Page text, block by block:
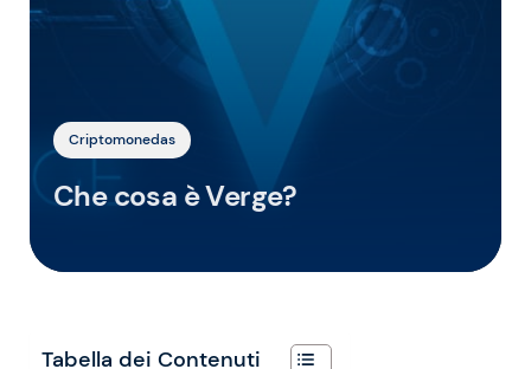
Criptomonedas
Che cosa è Verge?
Tabella dei Contenuti